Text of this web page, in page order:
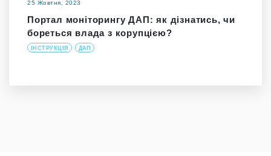
25 Жовтня, 2023
Портал моніторингу ДАП: як дізнатись, чи
бореться влада з корупцією?
ІНСТРУКЦІЯ ДАП